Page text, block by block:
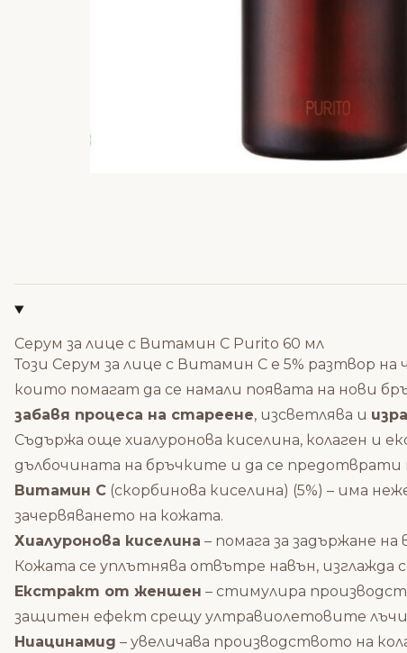
Серум за лице с Витамин C Purito 60 мл
Този Серум за лице с Витамин С е 5% разтвор
които помагат да се намали появата на нови
забавя процеса на стареене, изсветлява и
Съдържа още хиалуронова киселина, колаген
дълбочината на бръчките и да се предотврати
Витамин С (скорбинова киселина) (5%) – има
зачервяването на кожата.
Хиалуронова киселина – помага за задържане
Кожата се уплътнява отвътре навън, изглажда
Екстракт от женшен – стимулира
защитен ефект срещу ултравиолетовите
Ниацинамид – увеличава производството на